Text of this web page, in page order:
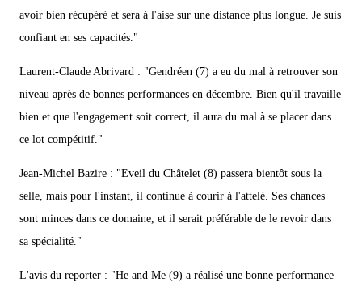
avoir bien récupéré et sera à l'aise sur une distance plus longue. Je suis
confiant en ses capacités."
Laurent-Claude Abrivard : "Gendréen (7) a eu du mal à retrouver son
niveau après de bonnes performances en décembre. Bien qu'il travaille
bien et que l'engagement soit correct, il aura du mal à se placer dans
ce lot compétitif."
Jean-Michel Bazire : "Eveil du Châtelet (8) passera bientôt sous la
selle, mais pour l'instant, il continue à courir à l'attelé. Ses chances
sont minces dans ce domaine, et il serait préférable de le revoir dans
sa spécialité."
L'avis du reporter : "He and Me (9) a réalisé une bonne performance